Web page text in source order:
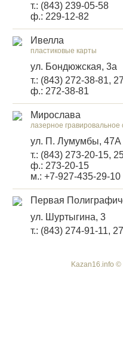
т.: (843) 239-05-58
ф.: 229-12-82
Ивелла
пластиковые карты
ул. Бондюжская, 3а
т.: (843) 272-38-81,
ф.: 272-38-81
Мирослава
лазерное гравировальное
ул. П. Лумумбы, 47А
т.: (843) 273-20-15,
ф.: 273-20-15
м.: +7-927-435-29-10
Первая
ул. Шуртыгина, 3
т.: (843) 274-91-11,
Kazan16.info ©